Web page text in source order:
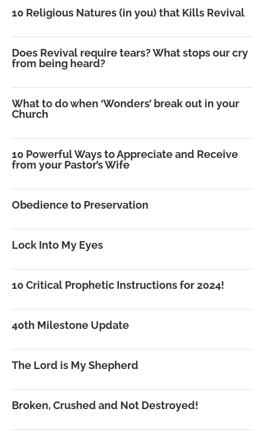
10 Religious Natures (in you) that Kills Revival
Does Revival require tears? What stops our cry
from being heard?
What to do when ‘Wonders’ break out in your
Church
10 Powerful Ways to Appreciate and Receive
from your Pastor’s Wife
Obedience to Preservation
Lock Into My Eyes
10 Critical Prophetic Instructions for 2024!
40th Milestone Update
The Lord is My Shepherd
Broken, Crushed and Not Destroyed!